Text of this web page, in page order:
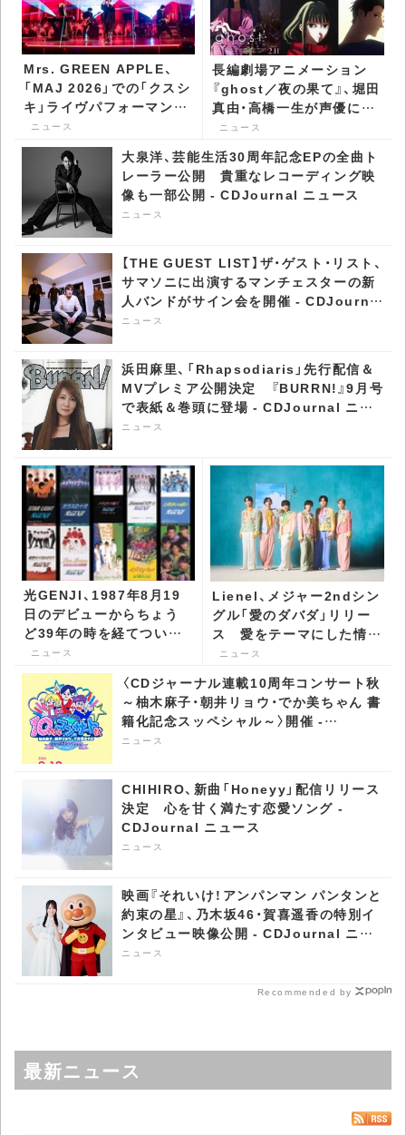
Mrs. GREEN APPLE、
「MAJ 2026」での「クスシ
キ」ライヴパフォーマンス
を公開 - CDJournal ニュ
ース
ニュース
長編劇場アニメーション
『ghost／夜の果て』、堀田
真由・高橋一生が声優に決
定 特報映像公開 -
ニュース
大泉洋、芸能生活30周年記念EPの全曲ト
レーラー公開 貴重なレコーディング映
像も一部公開 - CDJournal ニュース
ニュース
【THE GUEST LIST】ザ・ゲスト・リスト、
サマソニに出演するマンチェスターの新
人バンドがサイン会を開催 - CDJournal
ニュース
ニュース
浜田麻里、「Rhapsodiaris」先行配信＆
MVプレミア公開決定 『BURRN!』9月号
で表紙＆巻頭に登場 - CDJournal ニュ
ース
ニュース
光GENJI、1987年8月19
日のデビューからちょう
ど39年の時を経てついに
サブスクとDL配信が解禁
- CDJournal ニュース
ニュース
Lienel、メジャー2ndシン
グル「愛のダバダ」リリー
ス 愛をテーマにした情熱
のアイドル歌謡 -
CDJournal ニュース
ニュース
〈CDジャーナル連載10周年コンサート秋
～柚木麻子・朝井リョウ・でか美ちゃん 書
籍化記念スッペシャル～〉開催 -
CDJournal ニュース
ニュース
CHIHIRO、新曲「Honeyy」配信リリース
決定 心を甘く満たす恋愛ソング -
CDJournal ニュース
ニュース
映画『それいけ！アンパンマン パンタンと
約束の星』、乃木坂46・賀喜遥香の特別イ
ンタビュー映像公開 - CDJournal ニュ
ース
ニュース
Recommended by
最新ニュース